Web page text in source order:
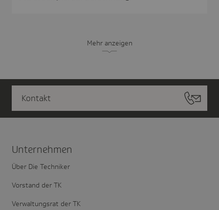
Mehr anzeigen
Kontakt
Unter­nehmen
Über Die Techniker
Vorstand der TK
Verwaltungsrat der TK